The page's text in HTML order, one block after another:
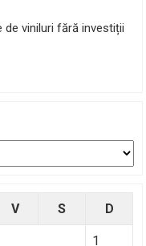
viniluri fără investiții
V S D
1